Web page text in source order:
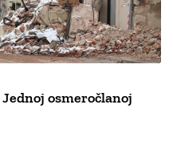
osmeročlanoj